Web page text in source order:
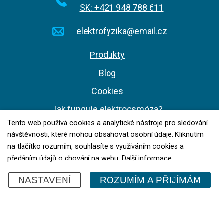
SK: +421 948 788 611
elektrofyzika@email.cz
Produkty
Blog
Cookies
Jak funguje elektroosmóza?
Výhody oproti jiným metodám
Zaměření a instalace
Záruka a reklamace
Mapa webu
Tento web používá cookies a analytické nástroje pro sledování
návštěvnosti, které mohou obsahovat osobní údaje. Kliknutím
na tlačítko rozumím, souhlasíte s využíváním cookies a
předáním údajů o chování na webu. Další informace
NASTAVENÍ ROZUMÍM A PŘIJÍMÁM